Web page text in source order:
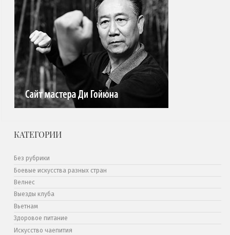
КАТЕГОРИИ
Без рубрики
Боевые искусства разных стран
Велнес
Выезды клуба
Вьетнам
Здоровое питание
Искусство чаепития